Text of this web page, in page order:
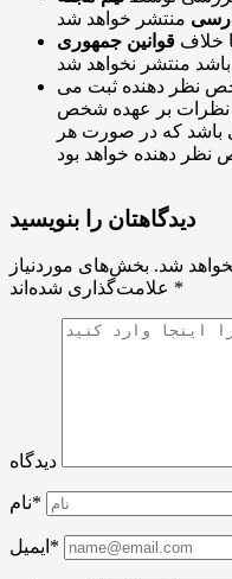
خلاف قوانین جمهوری
نظر دهنده ثبت می
نظرات بر عهده شخص
باشد که در صورت هر
دیدگاهتان را بنویسید
شد. بخش‌های موردنیاز
*
دیدگاه
نام*
ایمیل*